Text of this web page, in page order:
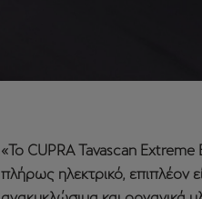
«Το CUPRA Tavascan Extreme
πλήρως ηλεκτρικό, επιπλέον